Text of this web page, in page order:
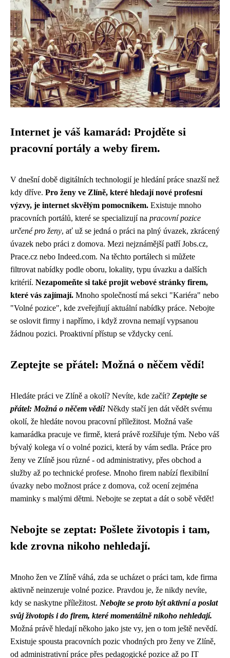
Internet je váš kamarád: Projděte si
pracovní portály a weby firem.
V dnešní době digitálních technologií je hledání práce snazší než
kdy dříve. Pro ženy ve Zlíně, které hledají nové profesní
výzvy, je internet skvělým pomocníkem. Existuje mnoho
pracovních portálů, které se specializují na pracovní pozice
určené pro ženy, ať už se jedná o práci na plný úvazek, zkrácený
úvazek nebo práci z domova. Mezi nejznámější patří Jobs.cz,
Prace.cz nebo Indeed.com. Na těchto portálech si můžete
filtrovat nabídky podle oboru, lokality, typu úvazku a dalších
kritérií. Nezapomeňte si také projít webové stránky firem,
které vás zajímají. Mnoho společností má sekci "Kariéra" nebo
"Volné pozice", kde zveřejňují aktuální nabídky práce. Nebojte
se oslovit firmy i napřímo, i když zrovna nemají vypsanou
žádnou pozici. Proaktivní přístup se vždycky cení.
Zeptejte se přátel: Možná o něčem vědí!
Hledáte práci ve Zlíně a okolí? Nevíte, kde začít? Zeptejte se
přátel: Možná o něčem vědí! Někdy stačí jen dát vědět svému
okolí, že hledáte novou pracovní příležitost. Možná vaše
kamarádka pracuje ve firmě, která právě rozšiřuje tým. Nebo váš
bývalý kolega ví o volné pozici, která by vám sedla. Práce pro
ženy ve Zlíně jsou různé - od administrativy, přes obchod a
služby až po technické profese. Mnoho firem nabízí flexibilní
úvazky nebo možnost práce z domova, což ocení zejména
maminky s malými dětmi. Nebojte se zeptat a dát o sobě vědět!
Nebojte se zeptat: Pošlete životopis i tam,
kde zrovna nikoho nehledají.
Mnoho žen ve Zlíně váhá, zda se ucházet o práci tam, kde firma
aktivně neinzeruje volné pozice. Pravdou je, že nikdy nevíte,
kdy se naskytne příležitost. Nebojte se proto být aktivní a poslat
svůj životopis i do firem, které momentálně nikoho nehledají.
Možná právě hledají někoho jako jste vy, jen o tom ještě nevědí.
Existuje spousta pracovních pozic vhodných pro ženy ve Zlíně,
od administrativní práce přes pedagogické pozice až po IT